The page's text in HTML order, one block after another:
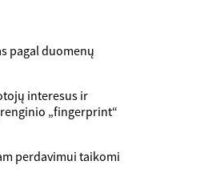
pagal duomenų
interesus ir
„fingerprint“
perdavimui taikomi